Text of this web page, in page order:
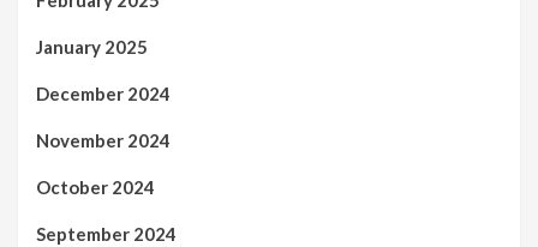
January 2025
December 2024
November 2024
October 2024
September 2024